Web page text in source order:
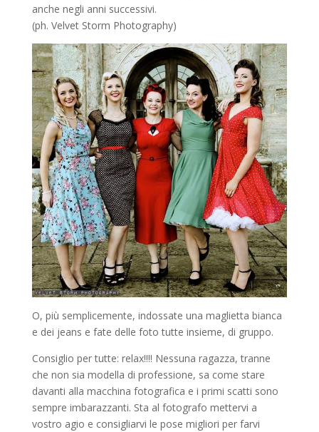
anche negli anni successivi.
(ph. Velvet Storm Photography)
O, più semplicemente, indossate una maglietta bianca
e dei jeans e fate delle foto tutte insieme, di gruppo.
Consiglio per tutte: relax!!!! Nessuna ragazza, tranne
che non sia modella di professione, sa come stare
davanti alla macchina fotografica e i primi scatti sono
sempre imbarazzanti. Sta al fotografo mettervi a
vostro agio e consigliarvi le pose migliori per farvi